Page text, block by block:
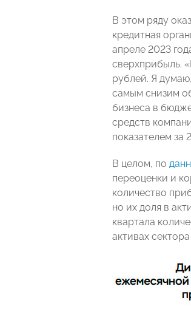
В этом ряду
кредитная
апреле 2023
сверхприбыль.
рублей. Я
самым снизим
бизнеса в
средств
показателем за
В целом, по
переоценки и
количество
но их доля в
квартала
активах сектора